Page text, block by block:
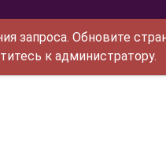
запроса. Обновите
к администратору.